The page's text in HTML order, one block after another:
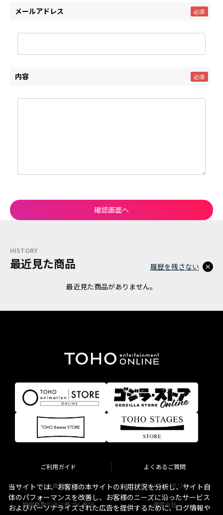
メールアドレス
内容
HISTORY
最近見た商品
最近見た商品がありません。
履歴を残さない
ご利用ガイド よくあるご質問
会員規約 プライバシーポリシー
特定商取引法に基づく表記 運営会社
当サイトでは、お客様の本サイトの利用状況を分析し、サイト自
体のパフォーマンスを改善し、お客様のニーズに沿ったサービス
およびパーソナライズされた広告を提供するために、ログ情報や